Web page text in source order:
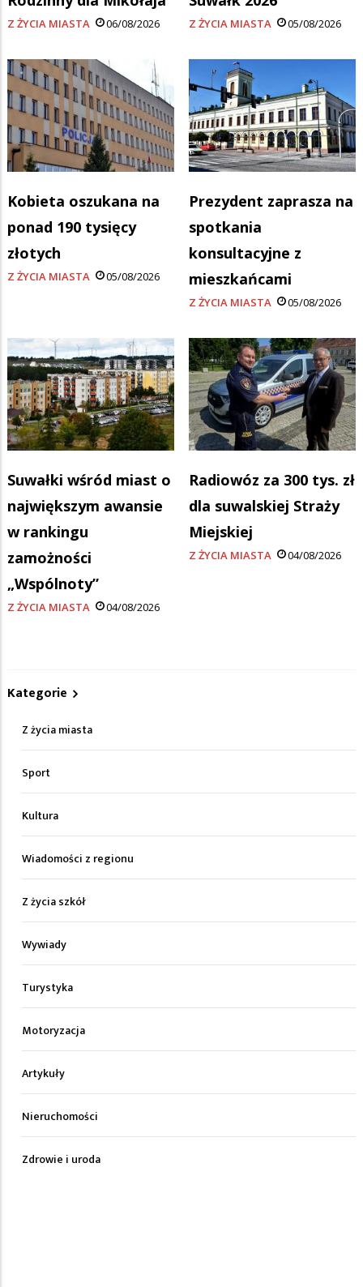
Z ŻYCIA MIASTA 06/08/2026 Z ŻYCIA MIASTA 05/08/2026
Kobieta oszukana na
ponad 190 tysięcy
złotych
Z ŻYCIA MIASTA 05/08/2026
Prezydent zaprasza na
spotkania
konsultacyjne z
mieszkańcami
Z ŻYCIA MIASTA 05/08/2026
Suwałki wśród miast o
największym awansie
w rankingu
zamożności
„Wspólnoty”
Z ŻYCIA MIASTA 04/08/2026
Radiowóz za 300 tys. zł
dla suwalskiej Straży
Miejskiej
Z ŻYCIA MIASTA 04/08/2026
Kategorie
Z życia miasta
Sport
Kultura
Wiadomości z regionu
Z życia szkół
Wywiady
Turystyka
Motoryzacja
Artykuły
Nieruchomości
Zdrowie i uroda